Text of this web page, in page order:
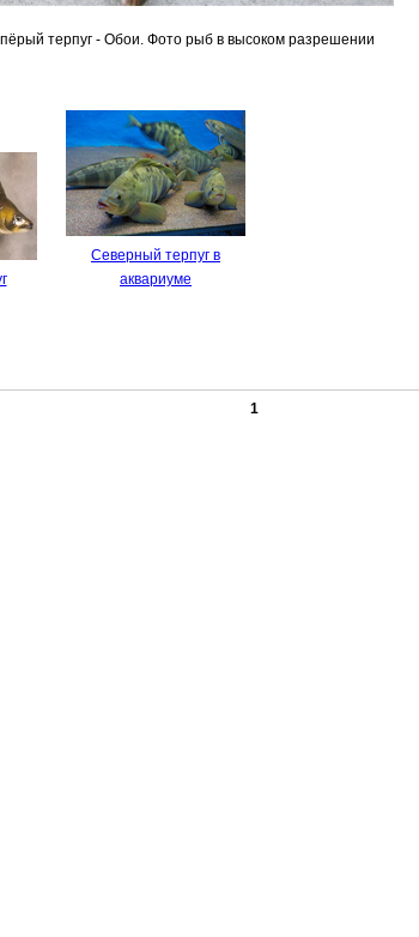
терпуг - Обои. Фото рыб в высоком разрешении
Северный терпуг в
аквариуме
1